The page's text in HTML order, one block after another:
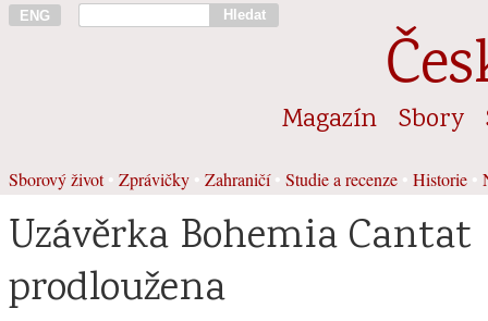
ENG Hledat
Magazín Sbory
Sborový život• Zprávičky Zahraničí• Studie a recenze Historie
Uzávěrka Bohemia Cantat
prodloužena